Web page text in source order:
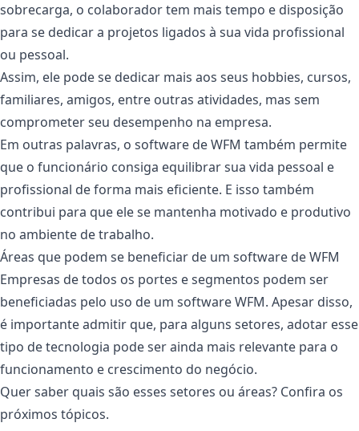
sobrecarga, o colaborador tem mais tempo e disposição
para se dedicar a projetos ligados à sua vida profissional
ou pessoal.
Assim, ele pode se dedicar mais aos seus hobbies, cursos,
familiares, amigos, entre outras atividades, mas sem
comprometer seu desempenho na empresa.
Em outras palavras, o software de WFM também permite
que o funcionário consiga equilibrar sua vida pessoal e
profissional de forma mais eficiente. E isso também
contribui para que ele se mantenha motivado e produtivo
no ambiente de trabalho.
Áreas que podem se beneficiar de um software de WFM
Empresas de todos os portes e segmentos podem ser
beneficiadas pelo uso de um software WFM. Apesar disso,
é importante admitir que, para alguns setores, adotar esse
tipo de tecnologia pode ser ainda mais relevante para o
funcionamento e crescimento do negócio.
Quer saber quais são esses setores ou áreas? Confira os
próximos tópicos.